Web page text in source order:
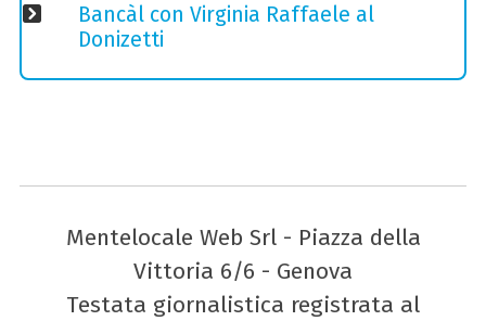
Bancàl con Virginia Raffaele al
Donizetti
Mentelocale Web Srl - Piazza della
Vittoria 6/6 - Genova
Testata giornalistica registrata al